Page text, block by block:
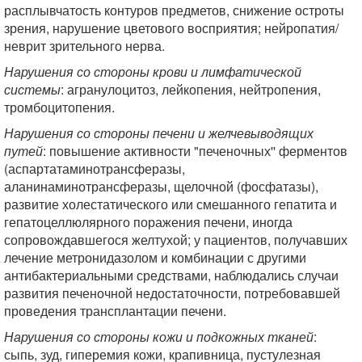
расплывчатость контуров предметов, снижение остроты
зрения, нарушение цветового восприятия; нейропатия/
неврит зрительного нерва.
Нарушения со стороны крови и лимфатической
системы: агранулоцитоз, лейкопения, нейтропения,
тромбоцитопения.
Нарушения со стороны печени и желчевыводящих
путей: повышение активности "печеночных'' ферментов
(аспартатаминотрансферазы,
аланинаминотрансферазы, щелочной (фосфатазы),
развитие холестатического или смешанного гепатита и
гепатоцеллюлярного поражения печени, иногда
сопровождавшегося желтухой; у пациентов, получавших
лечение метронидазолом и комбинации с другими
антибактериальными средствами, наблюдались случаи
развития печеночной недостаточности, потребовавшей
проведения трансплантации печени.
Нарушения со стороны кожи и подкожных тканей:
сыпь, зуд, гиперемия кожи, крапивница, пустулезная